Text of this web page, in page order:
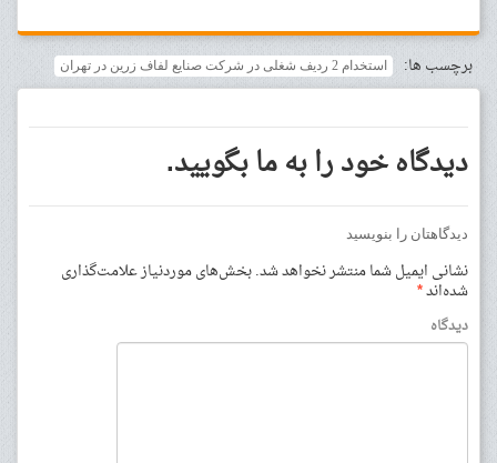
برچسب ها: استخدام 2 ردیف شغلی در شرکت صنایع لفاف زرین در تهران
دیدگاه خود را به ما بگویید.
دیدگاهتان را بنویسید
نشانی ایمیل شما منتشر نخواهد شد.بخش‌های موردنیاز علامت‌گذاری
شده‌اند*
دیدگاه